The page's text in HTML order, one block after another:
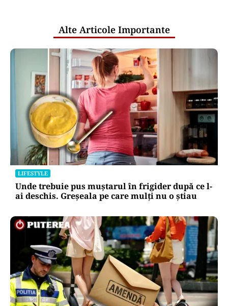
un stoc de peste 1.000 de tone
Puterea Financiara
Impactul economic al verii infernale
europene: căldura extremă începe să
lovească direct economia
Oficiuldestiri.ro
Atacurile cibernetice expun
vulnerabilitățile statului român: ANP
repetă scenariul e‑Terra. Ce ascund
comunicările oficiale și cine răspunde
pentru mentenanța IT a instituțiilor
publice
Alte Articole Importante